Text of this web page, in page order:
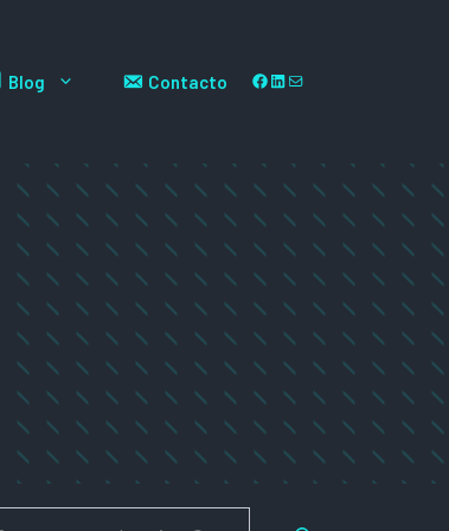
Blog Contacto Facebook
LinkedIn